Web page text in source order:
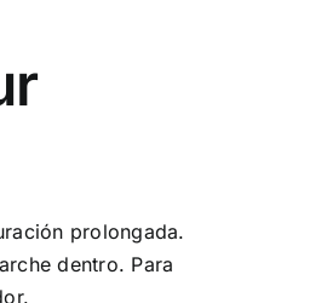
prolongada.
dentro. Para